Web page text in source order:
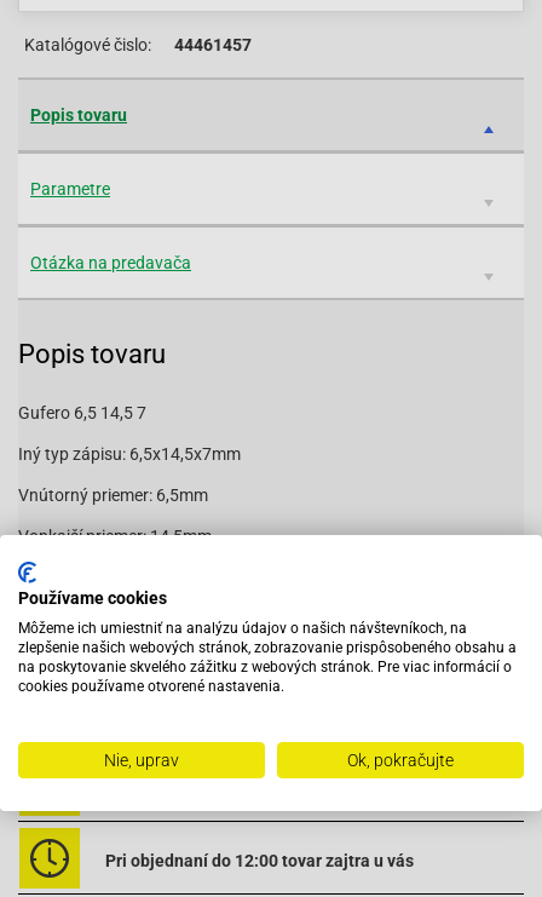
Katalógové čislo: 44461457
Popis tovaru
Parametre
Otázka na predavača
Popis tovaru
Gufero 6,5 14,5 7
Iný typ zápisu: 6,5x14,5x7mm
Vnútorný priemer: 6,5mm
Vonkajší priemer: 14,5mm
Šírka: 7mm
44461457
Pri objednaní do 12:00 tovar zajtra u vás
Používame cookies
Môžeme ich umiestniť na analýzu údajov o našich návštevníkoch, na
zlepšenie našich webových stránok, zobrazovanie prispôsobeného obsahu a
na poskytovanie skvelého zážitku z webových stránok. Pre viac informácií o
cookies používame otvorené nastavenia.
Nie, uprav Ok, pokračujte